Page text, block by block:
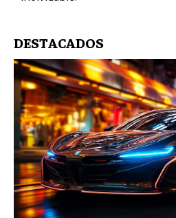
DESTACADOS